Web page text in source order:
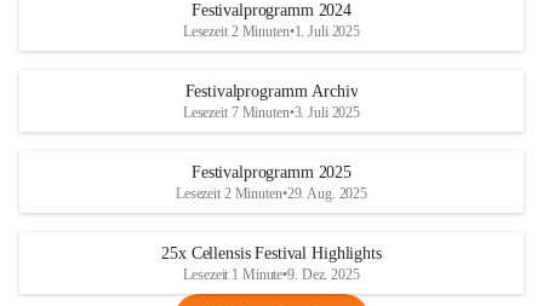
Festivalprogramm 2024
Lesezeit 2 Minuten•1. Juli 2025
Festivalprogramm Archiv
Lesezeit 7 Minuten•3. Juli 2025
Festivalprogramm 2025
Lesezeit 2 Minuten•29. Aug. 2025
25x Cellensis Festival Highlights
Lesezeit 1 Minute•9. Dez. 2025